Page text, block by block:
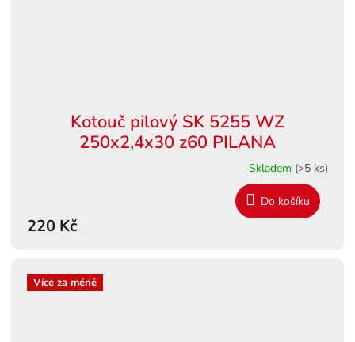
Kotouč pilový SK 5255 WZ
250x2,4x30 z60 PILANA
Skladem (>5 ks)
220 Kč
Do košíku
Více za méně